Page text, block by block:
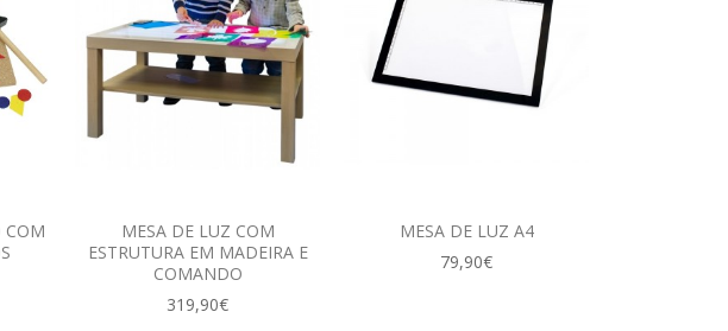
COM
MESA DE LUZ COM
ESTRUTURA EM MADEIRA E
COMANDO
319,90€
MESA DE LUZ A4
79,90€